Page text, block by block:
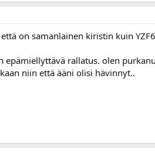
on samanlainen kiristin kuin
epämiellyttävä rallatus. olen
niin että ääni olisi hävinnyt..